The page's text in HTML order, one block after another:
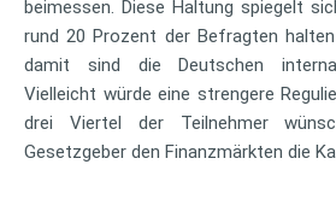
beimessen. Diese Haltung spiegelt
rund 20 Prozent der Befragten
damit sind die Deutschen
Vielleicht würde eine strengere
drei Viertel der Teilnehmer
Gesetzgeber den Finanzmärkten die